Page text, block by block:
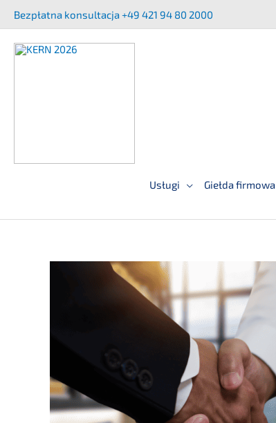
treści
Bezpłat­na konsult­ac­ja +49 421 94 80 2000
Usługi Giełda firmowa